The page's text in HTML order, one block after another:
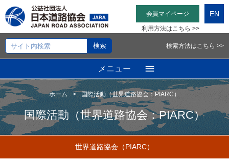
会員マイページ
利用方法はこちら >>
EN
検索方法はこちら >>
メニュー
ホーム 国際活動（世界道路協会：PIARC）
国際活動（世界道路協会：PIARC）
世界道路協会（PIARC）